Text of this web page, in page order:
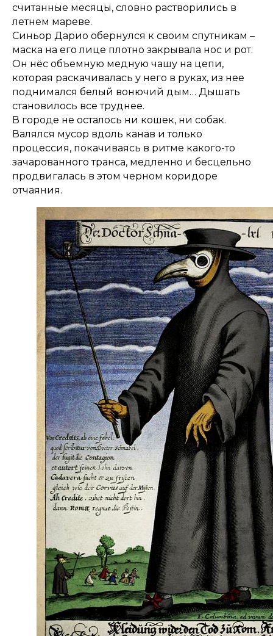
считанные месяцы, словно растворились в
летнем мареве.
Синьор Дарио обернулся к своим спутникам –
маска на его лице плотно закрывала нос и рот.
Он нёс объемную медную чашу на цепи,
которая раскачивалась у него в руках, из нее
поднимался белый вонючий дым… Дышать
становилось все труднее.
В городе не осталось ни кошек, ни собак.
Валялся мусор вдоль канав и только
процессия, покачиваясь в ритме какого-то
зачарованного транса, медленно и бесцельно
продвигалась в этом черном коридоре
отчаяния.